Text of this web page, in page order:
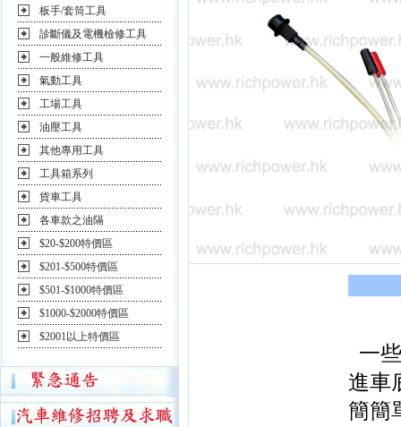
板手/套筒工具
診斷儀及電機檢修工具
一般維修工具
氣動工具
工場工具
油壓工具
其他專用工具
工具箱系列
貨車工具
各車款之油隔
$20-$200特價區
$201-$500特價區
$501-$1000特價區
$1000-$2000特價區
$2001以上特價區
一
進車
簡簡